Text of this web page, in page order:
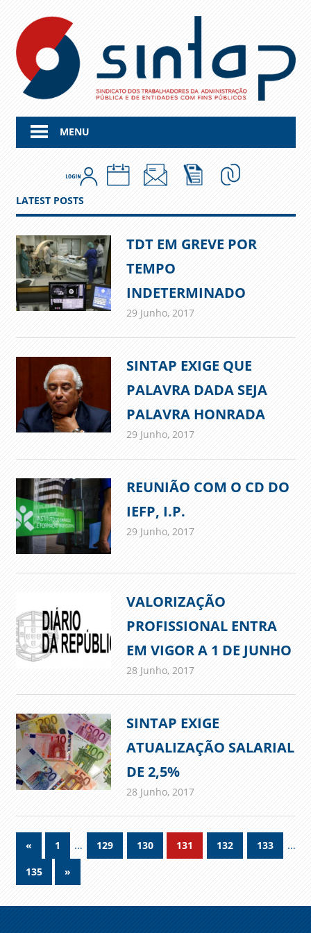
content
MENU
LATEST POSTS
TDT EM GREVE POR
TEMPO
INDETERMINADO
29 Junho, 2017
SINTAP EXIGE QUE
PALAVRA DADA SEJA
PALAVRA HONRADA
29 Junho, 2017
REUNIÃO COM O CD DO
IEFP, I.P.
29 Junho, 2017
VALORIZAÇÃO
PROFISSIONAL ENTRA
EM VIGOR A 1 DE JUNHO
28 Junho, 2017
SINTAP EXIGE
ATUALIZAÇÃO SALARIAL
DE 2,5%
28 Junho, 2017
Navegação
de
«Previous
Posts
1 … 129 130 131 132 133 …
135
Next
Posts
»